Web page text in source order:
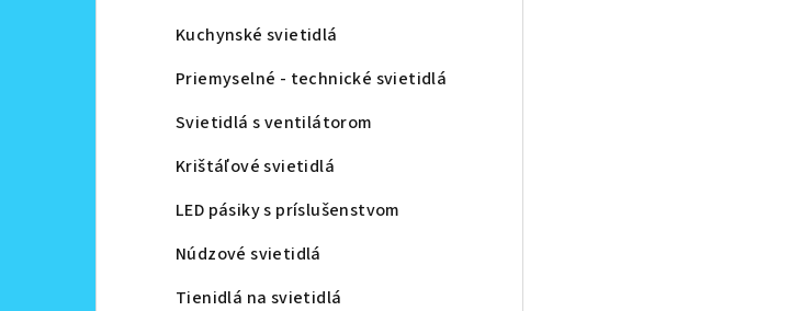
Kuchynské svietidlá
Priemyselné - technické svietidlá
Svietidlá s ventilátorom
Krištáľové svietidlá
LED pásiky s príslušenstvom
Núdzové svietidlá
Tienidlá na svietidlá